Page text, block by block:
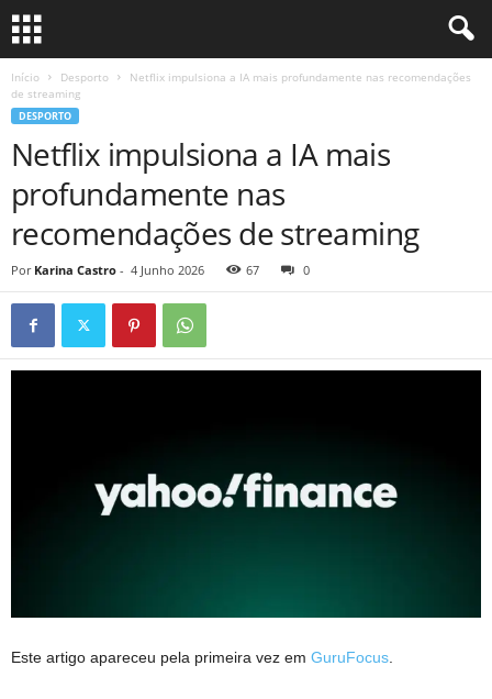
Início Desporto
Netflix impulsiona a IA mais profundamente nas recomendações
de streaming
DESPORTO
Netflix impulsiona a IA mais
profundamente nas
recomendações de streaming
Por Karina Castro - 4 Junho 2026 67 0
Este artigo apareceu pela primeira vez em GuruFocus